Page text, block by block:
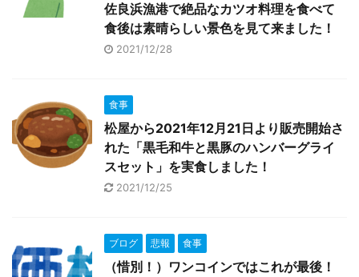
佐良浜漁港で絶品なカツオ料理を食べて
食後は素晴らしい景色を見て来ました！
2021/12/28
食事
松屋から2021年12月21日より販売開始さ
れた「黒毛和牛と黒豚のハンバーグライ
スセット」を実食しました！
2021/12/25
ブログ 悲報 食事
（惜別！）ワンコインではこれが最後！